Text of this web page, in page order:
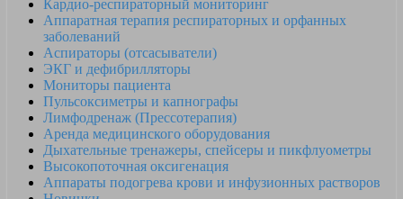
Кардио-респираторный мониторинг
Аппаратная терапия респираторных и орфанных
заболеваний
Аспираторы (отсасыватели)
ЭКГ и дефибрилляторы
Мониторы пациента
Пульсоксиметры и капнографы
Лимфодренаж (Прессотерапия)
Аренда медицинского оборудования
Дыхательные тренажеры, спейсеры и пикфлуометры
Высокопоточная оксигенация
Аппараты подогрева крови и инфузионных растворов